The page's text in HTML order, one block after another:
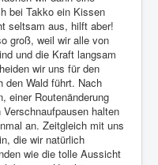
bei Takko ein Kissen
seltsam aus, hilft aber!
groß, weil wir alle von
und die Kraft langsam
wir uns für den
den Wald führt. Nach
einer Routenänderung
halten
an. Zeitgleich mit uns
die wir natürlich
wie die tolle Aussicht